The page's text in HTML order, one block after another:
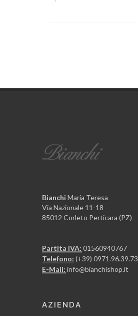
Bianchi Maria Teresa
Via Nazionale 11-18
85012 Corleto Perticara (PZ)
Partita IVA: 01560940767
Telefono: (+39) 0971.96.39.73
E-Mail: info@bianchishop.it
AZIENDA